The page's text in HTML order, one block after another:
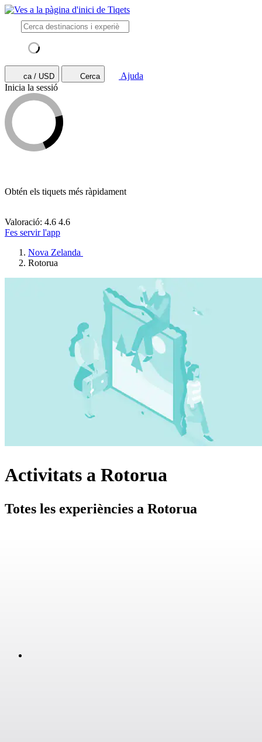
ca / USD Cerca
Ajuda
Inicia la sessió
Obtén els tiquets més ràpidament
Valoració: 4.6 4.6
Fes servir l'app
Nova Zelanda
Rotorua
Activitats a Rotorua
Totes les experiències a Rotorua